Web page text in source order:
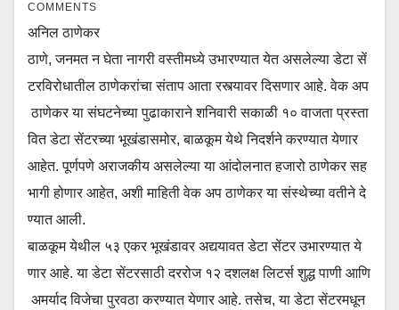
COMMENTS
अनिल ठाणेकर
ठाणे, जनमत न घेता नागरी वस्तीमध्ये उभारण्यात येत असलेल्या डेटा सें
टरविरोधातील ठाणेकरांचा संताप आता रस्त्यावर दिसणार आहे. वेक अप
ठाणेकर या संघटनेच्या पुढाकाराने शनिवारी सकाळी १० वाजता प्रस्ता
वित डेटा सेंटरच्या भूखंडासमोर, बाळकूम येथे निदर्शने करण्यात येणार
आहेत. पूर्णपणे अराजकीय असलेल्या या आंदोलनात हजारो ठाणेकर सह
भागी होणार आहेत, अशी माहिती वेक अप ठाणेकर या संस्थेच्या वतीने दे
ण्यात आली.
बाळकूम येथील ५३ एकर भूखंडावर अद्ययावत डेटा सेंटर उभारण्यात ये
णार आहे. या डेटा सेंटरसाठी दररोज १२ दशलक्ष लिटर्स शुद्ध पाणी आणि
अमर्याद विजेचा पुरवठा करण्यात येणार आहे. तसेच, या डेटा सेंटरमधून